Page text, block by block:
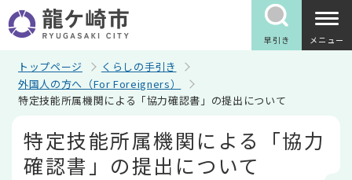
の
ペ
早引き メニュー
トップページ
くらしの手引き
外国人の方へ（For Foreigners）
特定技能所属機関による「協力確認書」の提出について
特定技能所属機関による「協力
確認書」の提出について